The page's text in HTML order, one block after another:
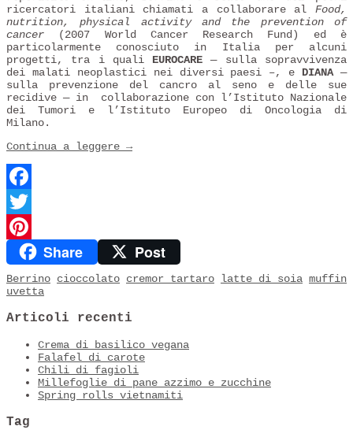
ricercatori italiani chiamati a collaborare al Food,
nutrition, physical activity and the prevention of
cancer (2007 World Cancer Research Fund) ed è
particolarmente conosciuto in Italia per alcuni
progetti, tra i quali EUROCARE — sulla sopravvivenza
dei malati neoplastici nei diversi paesi –, e DIANA—
sulla prevenzione del cancro al seno e delle sue
recidive — in collaborazione con l’Istituto Nazionale
dei Tumori e l’Istituto Europeo di Oncologia di
Milano.
Continua a leggere →
Facebook
Twitter
PinterestShare Post
Berrino cioccolato cremor tartaro latte di soia muffin
uvetta
Articoli recenti
Crema di basilico vegana
Falafel di carote
Chili di fagioli
Millefoglie di pane azzimo e zucchine
Spring rolls vietnamiti
Tag